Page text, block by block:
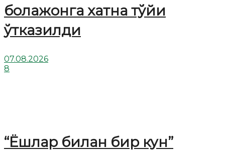
болажонга хатна тўйи
ўтказилди
07.08.2026
8
“Ёшлар билан бир кун”